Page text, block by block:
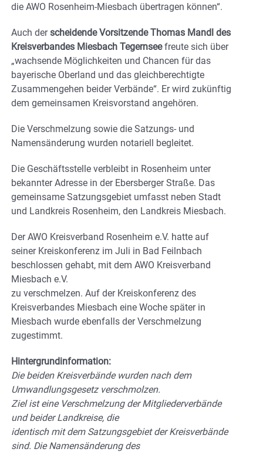
die AWO Rosenheim-Miesbach übertragen können“.
Auch der scheidende Vorsitzende Thomas Mandl des
Kreisverbandes Miesbach Tegernseefreute sich über
„wachsende Möglichkeiten und Chancen für das
bayerische Oberland und das gleichberechtigte
Zusammengehen beider Verbände“. Er wird zukünftig
dem gemeinsamen Kreisvorstand angehören.
Die Verschmelzung sowie die Satzungs- und
Namensänderung wurden notariell begleitet.
Die Geschäftsstelle verbleibt in Rosenheim unter
bekannter Adresse in der Ebersberger Straße. Das
gemeinsame Satzungsgebiet umfasst neben Stadt
und Landkreis Rosenheim, den Landkreis Miesbach.
Der AWO Kreisverband Rosenheim e.V. hatte auf
seiner Kreiskonferenz im Juli in Bad Feilnbach
beschlossen gehabt, mit dem AWO Kreisverband
Miesbach e.V.
zu verschmelzen. Auf der Kreiskonferenz des
Kreisverbandes Miesbach eine Woche später in
Miesbach wurde ebenfalls der Verschmelzung
zugestimmt.
Hintergrundinformation:
Die beiden Kreisverbände wurden nach dem
Umwandlungsgesetz verschmolzen.
Ziel ist eine Verschmelzung der Mitgliederverbände
und beider Landkreise, die
identisch mit dem Satzungsgebiet der Kreisverbände
sind. Die Namensänderung des